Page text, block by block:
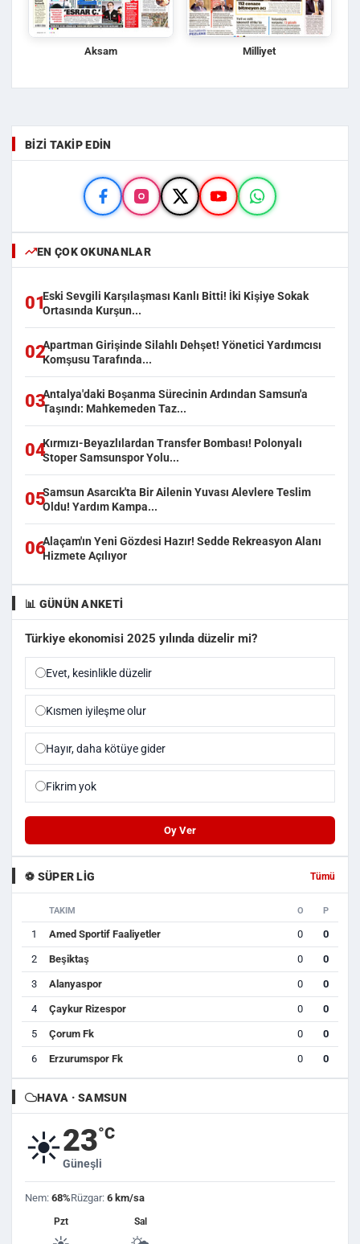
Aksam Milliyet
BIZI TAKIP EDIN
EN ÇOK OKUNANLAR
01Eski Sevgili Karşılaşması Kanlı Bitti! İki Kişiye Sokak
Ortasında Kurşun...
02Apartman Girişinde Silahlı Dehşet! Yönetici Yardımcısı
Komşusu Tarafında...
03Antalya'daki Boşanma Sürecinin Ardından Samsun'a
Taşındı: Mahkemeden Taz...
04Kırmızı-Beyazlılardan Transfer Bombası! Polonyalı
Stoper Samsunspor Yolu...
05Samsun Asarcık'ta Bir Ailenin Yuvası Alevlere Teslim
Oldu! Yardım Kampa...
06Alaçam'ın Yeni Gözdesi Hazır! Sedde Rekreasyon Alanı
Hizmete Açılıyor
📊 GÜNÜN ANKETI
Türkiye ekonomisi 2025 yılında düzelir mi?
Evet, kesinlikle düzelir
Kısmen iyileşme olur
Hayır, daha kötüye gider
Fikrim yok
Oy Ver
⚽ SÜPER LIG Tümü
TAKIM O P
1 Amed Sportif Faaliyetler 0 0
2 Beşiktaş 0 0
3 Alanyaspor 0 0
4 Çaykur Rizespor 0 0
5 Çorum Fk 0 0
6 Erzurumspor Fk 0 0
HAVA · SAMSUN
☀️23°C
Güneşli
Nem: 68%Rüzgar: 6 km/sa
Pzt Sal